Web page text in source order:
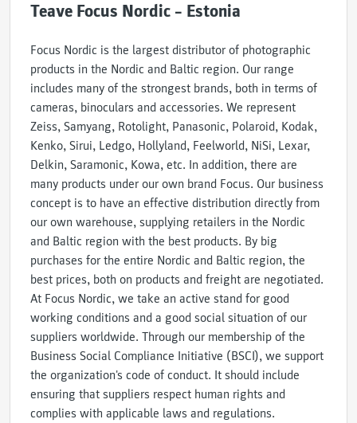
Teave Focus Nordic – Estonia
Focus Nordic is the largest distributor of photographic
products in the Nordic and Baltic region. Our range
includes many of the strongest brands, both in terms of
cameras, binoculars and accessories. We represent
Zeiss, Samyang, Rotolight, Panasonic, Polaroid, Kodak,
Kenko, Sirui, Ledgo, Hollyland, Feelworld, NiSi, Lexar,
Delkin, Saramonic, Kowa, etc. In addition, there are
many products under our own brand Focus. Our business
concept is to have an effective distribution directly from
our own warehouse, supplying retailers in the Nordic
and Baltic region with the best products. By big
purchases for the entire Nordic and Baltic region, the
best prices, both on products and freight are negotiated.
At Focus Nordic, we take an active stand for good
working conditions and a good social situation of our
suppliers worldwide. Through our membership of the
Business Social Compliance Initiative (BSCI), we support
the organization's code of conduct. It should include
ensuring that suppliers respect human rights and
complies with applicable laws and regulations.